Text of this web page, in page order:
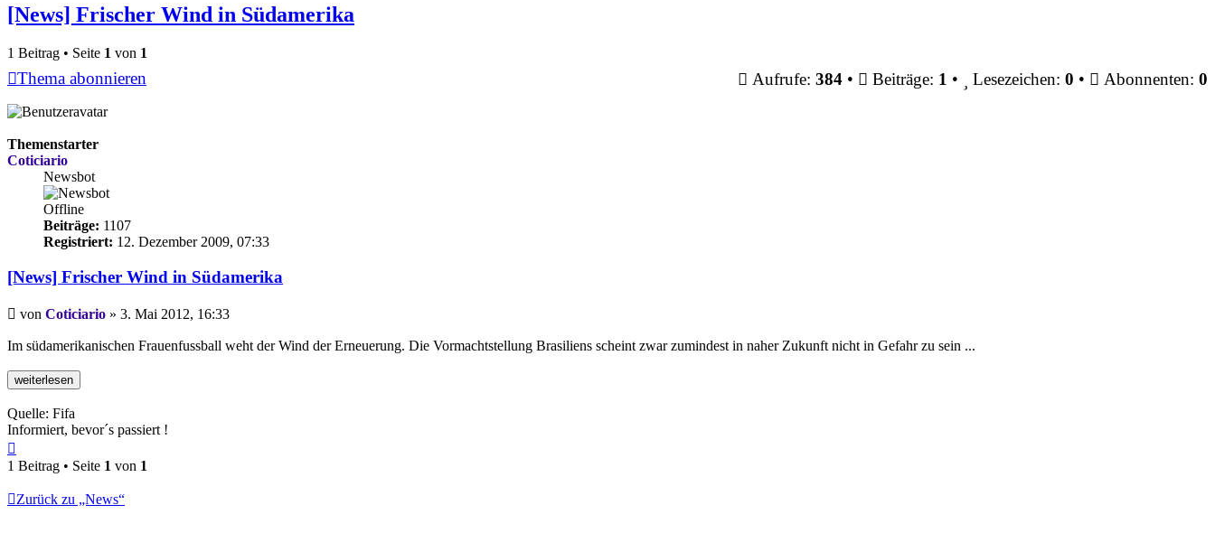
[News] Frischer Wind in Südamerika
1 Beitrag • Seite 1 von 1
Thema abonnieren Aufrufe: 384 • Beiträge: 1 • Lesezeichen: 0 • Abonnenten: 0
Themenstarter
Coticiario
Newsbot
Offline
Beiträge: 1107
Registriert: 12. Dezember 2009, 07:33
[News] Frischer Wind in Südamerika
Beitrag
von Coticiario » 3. Mai 2012, 16:33
Im südamerikanischen Frauenfussball weht der Wind der Erneuerung. Die Vormachtstellung Brasiliens scheint zwar zumindest in naher Zukunft nicht in Gefahr zu sein ...
Quelle: Fifa
Informiert, bevor´s passiert !
oben
1 Beitrag • Seite 1 von 1
Zurück zu „News“